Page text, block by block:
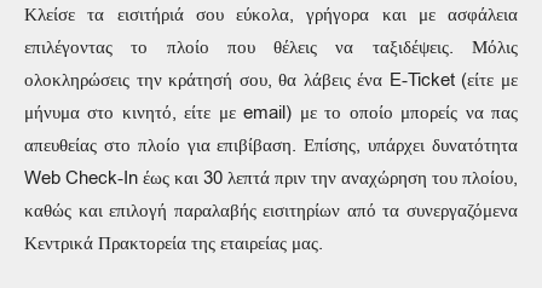
Κλείσε τα εισιτήριά σου εύκολα, γρήγορα και με ασφάλεια
επιλέγοντας το πλοίο που θέλεις να ταξιδέψεις. Μόλις
ολοκληρώσεις την κράτησή σου, θα λάβεις ένα E-Ticket (είτε με
μήνυμα στο κινητό, είτε με email) με το οποίο μπορείς να πας
απευθείας στο πλοίο για επιβίβαση. Επίσης, υπάρχει δυνατότητα
Web Check-In έως και 30 λεπτά πριν την αναχώρηση του πλοίου,
καθώς και επιλογή παραλαβής εισιτηρίων από τα συνεργαζόμενα
Κεντρικά Πρακτορεία της εταιρείας μας.